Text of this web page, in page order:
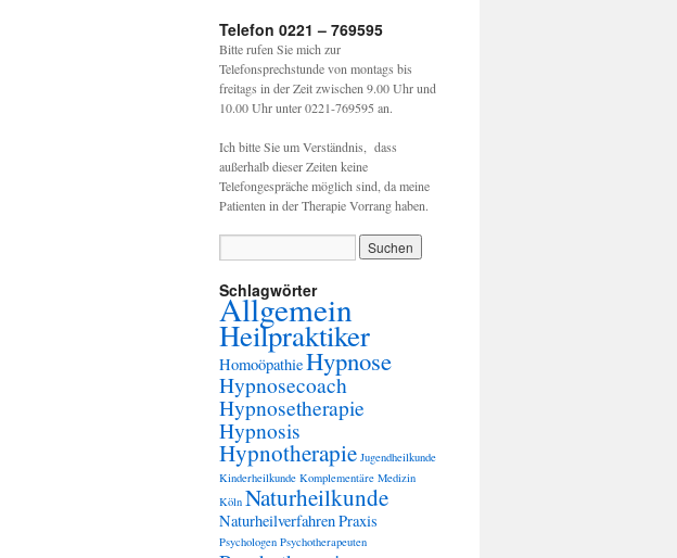
Telefon 0221 – 769595
Bitte rufen Sie mich zur
Telefonsprechstunde von montags bis
freitags in der Zeit zwischen 9.00 Uhr und
10.00 Uhr unter 0221-769595 an.
Ich bitte Sie um Verständnis, dass
außerhalb dieser Zeiten keine
Telefongespräche möglich sind, da meine
Patienten in der Therapie Vorrang haben.
Schlagwörter
Allgemein
Heilpraktiker
HomoöpathieHypnose
Hypnosecoach
Hypnosetherapie
Hypnosis
Hypnotherapie Jugendheilkunde
Kinderheilkunde Komplementäre Medizin
Köln Naturheilkunde
NaturheilverfahrenPraxis
Psychologen Psychotherapeuten